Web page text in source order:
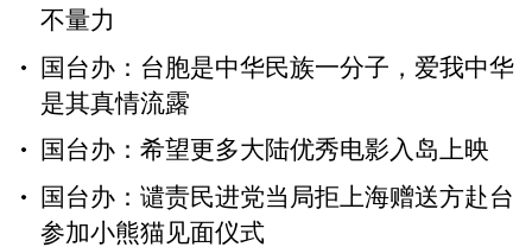
不量力
国台办：台胞是中华民族一分子，爱我中华
是其真情流露
国台办：希望更多大陆优秀电影入岛上映
国台办：谴责民进党当局拒上海赠送方赴台
参加小熊猫见面仪式